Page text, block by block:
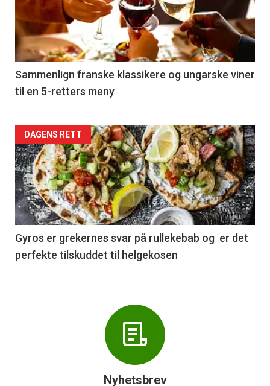
nå
-
5
Sammenlign franske klassikere og ungarske viner
til en 5-retters meny
Forsiden
akkurat
nå
-
6
DAGENS RETT
Gyros er grekernes svar på rullekebab og er det
perfekte tilskuddet til helgekosen
Nyhetsbrev